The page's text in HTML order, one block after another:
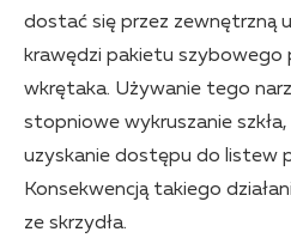
dostać się przez zewnętrzną
krawędzi pakietu
wkrętaka. Używanie tego
stopniowe wykruszanie
uzyskanie dostępu do listew
Konsekwencją takiego
ze skrzydła.